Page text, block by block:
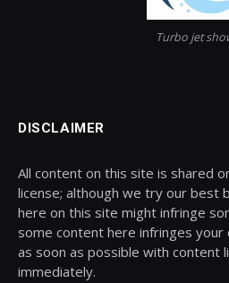
Turbo jet
DISCLAIMER
All content on this site is shared
license; although we try our best
here on this site might infringe
some content here infringes
as soon as possible with content
immediately.